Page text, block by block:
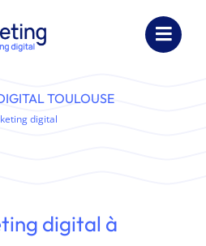
TOULOUSE
digital
digital à